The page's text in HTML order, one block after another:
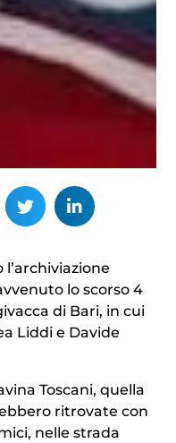
lo scorso 4
di Bari, in cui
Liddi e Davide
Toscani, quella
ritrovate con
nelle strada